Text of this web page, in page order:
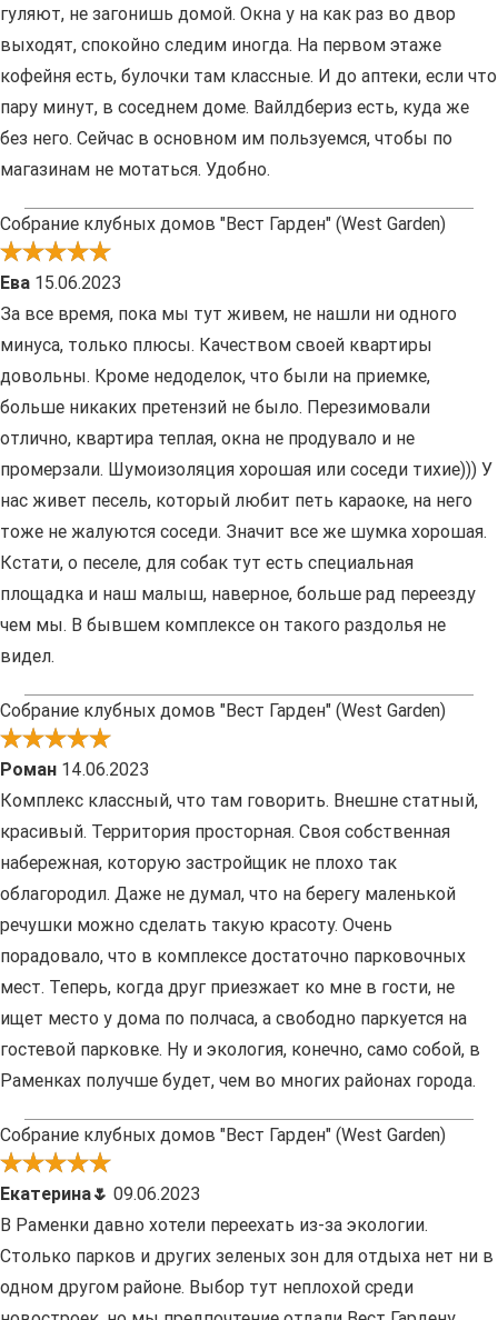
гуляют, не загонишь домой. Окна у на как раз во двор
выходят, спокойно следим иногда. На первом этаже
кофейня есть, булочки там классные. И до аптеки, если что
пару минут, в соседнем доме. Вайлдбериз есть, куда же
без него. Сейчас в основном им пользуемся, чтобы по
магазинам не мотаться. Удобно.
Собрание клубных домов "Вест Гарден" (West Garden)
Ева 15.06.2023
За все время, пока мы тут живем, не нашли ни одного
минуса, только плюсы. Качеством своей квартиры
довольны. Кроме недоделок, что были на приемке,
больше никаких претензий не было. Перезимовали
отлично, квартира теплая, окна не продувало и не
промерзали. Шумоизоляция хорошая или соседи тихие))) У
нас живет песель, который любит петь караоке, на него
тоже не жалуются соседи. Значит все же шумка хорошая.
Кстати, о песеле, для собак тут есть специальная
площадка и наш малыш, наверное, больше рад переезду
чем мы. В бывшем комплексе он такого раздолья не
видел.
Собрание клубных домов "Вест Гарден" (West Garden)
Роман 14.06.2023
Комплекс классный, что там говорить. Внешне статный,
красивый. Территория просторная. Своя собственная
набережная, которую застройщик не плохо так
облагородил. Даже не думал, что на берегу маленькой
речушки можно сделать такую красоту. Очень
порадовало, что в комплексе достаточно парковочных
мест. Теперь, когда друг приезжает ко мне в гости, не
ищет место у дома по полчаса, а свободно паркуется на
гостевой парковке. Ну и экология, конечно, само собой, в
Раменках получше будет, чем во многих районах города.
Собрание клубных домов "Вест Гарден" (West Garden)
Екатерина🌷 09.06.2023
В Раменки давно хотели переехать из-за экологии.
Столько парков и других зеленых зон для отдыха нет ни в
одном другом районе. Выбор тут неплохой среди